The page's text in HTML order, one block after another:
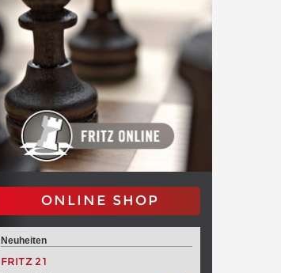
ONLINE SHOP
Neuheiten
FRITZ 21